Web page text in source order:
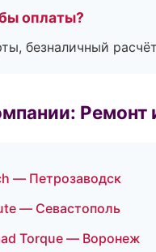
оплаты?
безналичный
Ремонт
— Петрозаводск
— Севастополь
Torque — Воронеж